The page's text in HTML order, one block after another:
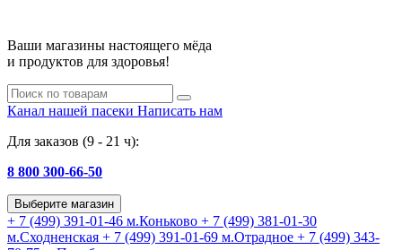
Ваши магазины настоящего мёда
и продуктов для здоровья!
Канал нашей пасеки Написать нам
Для заказов (9 - 21 ч):
8 800 300-66-50
Выберите магазин
+ 7 (499) 391-01-46 м.Коньково + 7 (499) 381-01-30
м.Сходненская + 7 (499) 391-01-69 м.Отрадное + 7 (499) 343-